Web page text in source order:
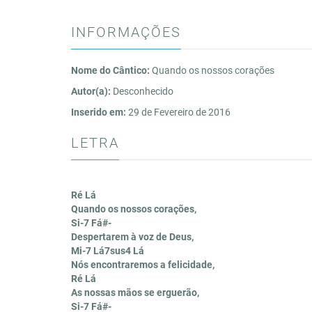
INFORMAÇÕES
Nome do Cântico: Quando os nossos corações
Autor(a): Desconhecido
Inserido em: 29 de Fevereiro de 2016
LETRA
Ré Lá
Quando os nossos corações,
Si-7 Fá#-
Despertarem à voz de Deus,
Mi-7 Lá7sus4 Lá
Nós encontraremos a felicidade,
Ré Lá
As nossas mãos se erguerão,
Si-7 Fá#-